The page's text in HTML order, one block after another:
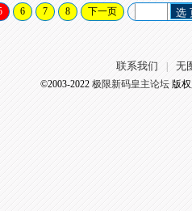
6 7 8 下一页 选
联系我们 无
©2003-2022 极限新码皇主论坛版权